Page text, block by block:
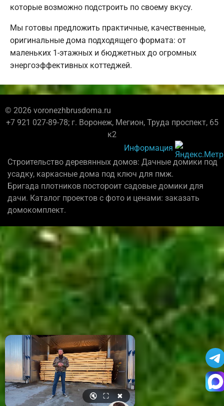
которые возможно подстроить по своему вкусу.
Мы готовы предложить практичные, качественные,
оригинальные дома подходящего формата: от
маленьких 1-этажных и бюджетных до огромных
энергоэффективных коттеджей.
© 2026 voronezhbrusdoma.ru
+7 921 027-89-78; г. Воронеж, Мегион, Труда проспект, 65
к2
Информация
Строительство деревянных домов: Дачные домики под
усадку, каркасные дома под ключ для пмж.
Бригада плотников постороит садовые домики для
дачи. Каталог проектов с фото и ценами: заказать
домокомплект.
🔇 ⛶ ✖